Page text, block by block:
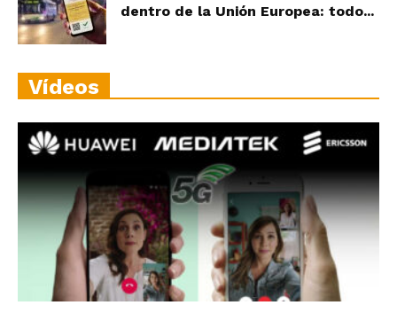
dentro de la Unión Europea: todo...
Vídeos